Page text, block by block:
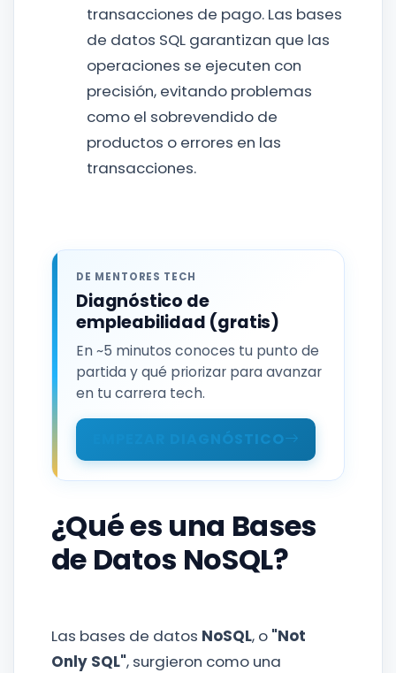
transacciones de pago. Las bases
de datos SQL garantizan que las
operaciones se ejecuten con
precisión, evitando problemas
como el sobrevendido de
productos o errores en las
transacciones.
DE MENTORES TECH
Diagnóstico de
empleabilidad (gratis)
En ~5 minutos conoces tu punto de
partida y qué priorizar para avanzar
en tu carrera tech.
EMPEZAR DIAGNÓSTICO
¿Qué es una Bases
de Datos NoSQL?
Las bases de datos NoSQL, o "Not
Only SQL", surgieron como una